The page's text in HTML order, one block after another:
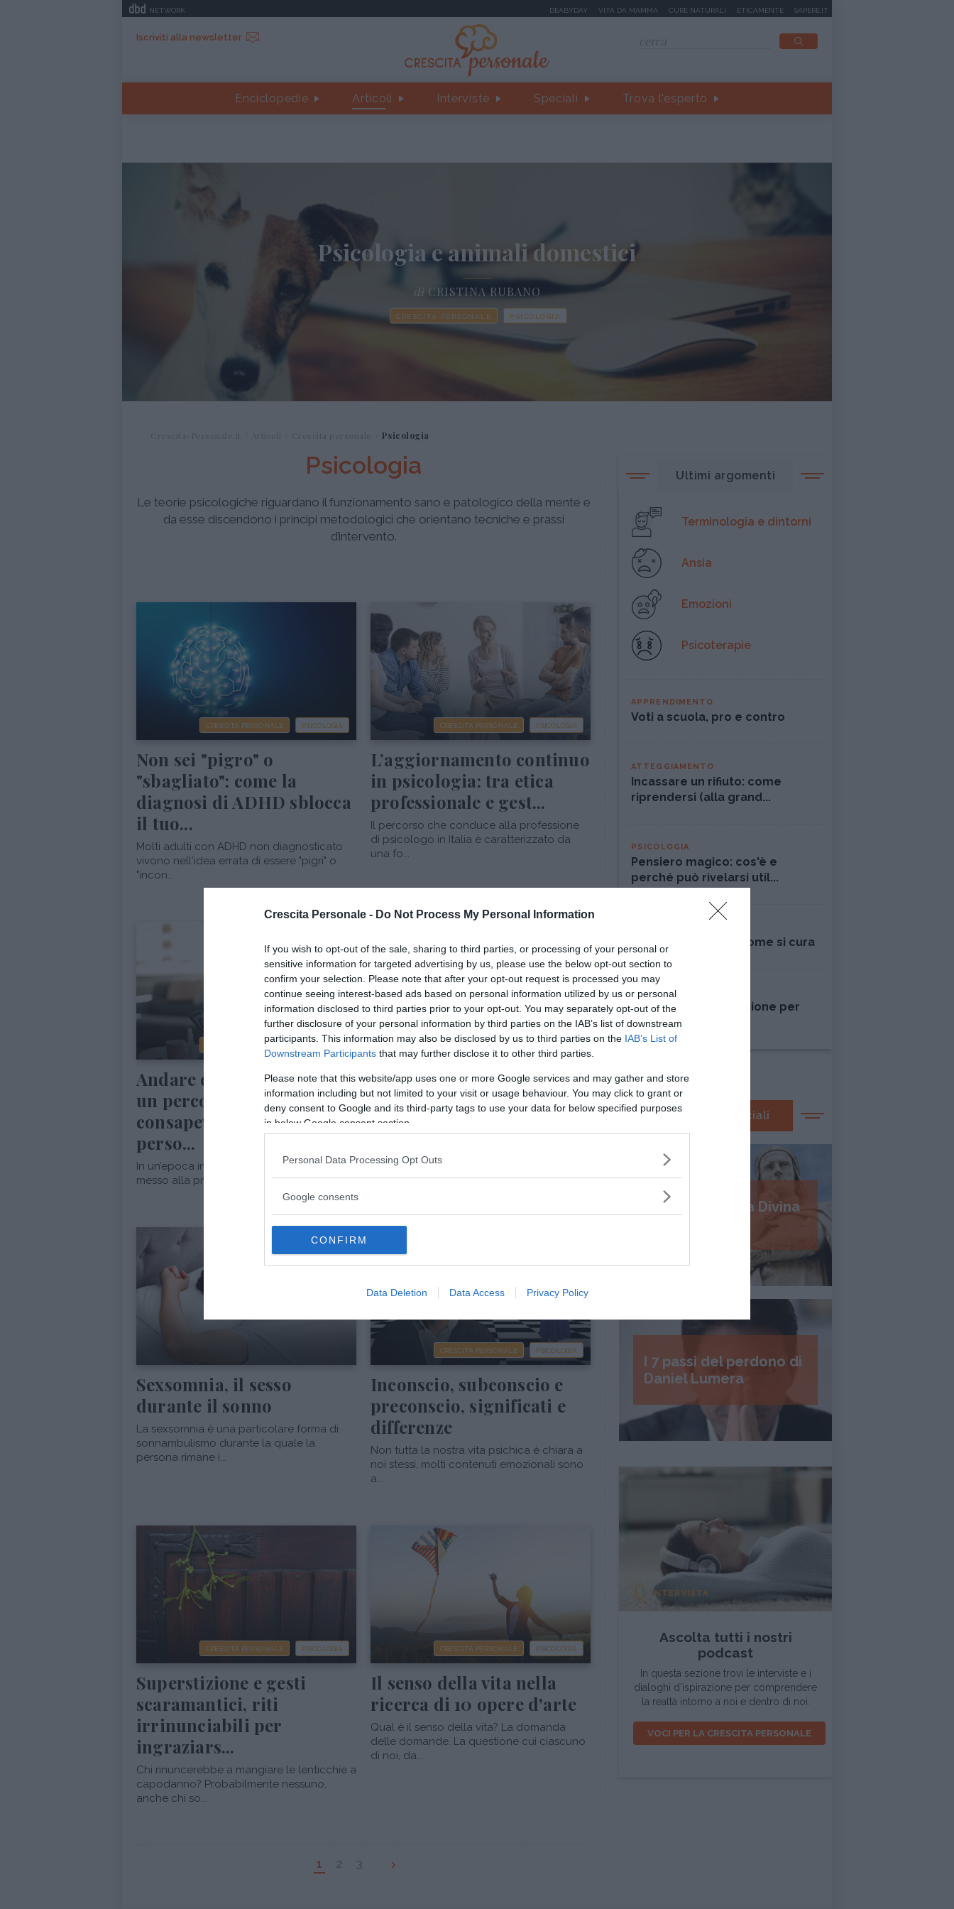
Crescita Personale - Do Not Process My Personal Information
If you wish to opt-out of the sale, sharing to third parties, or processing of your personal or
sensitive information for targeted advertising by us, please use the below opt-out section to
confirm your selection. Please note that after your opt-out request is processed you may
continue seeing interest-based ads based on personal information utilized by us or personal
information disclosed to third parties prior to your opt-out. You may separately opt-out of the
further disclosure of your personal information by third parties on the IAB’s list of downstream
participants. This information may also be disclosed by us to third parties on the IAB’s List of
Downstream Participants that may further disclose it to other third parties.
Please note that this website/app uses one or more Google services and may gather and store
information including but not limited to your visit or usage behaviour. You may click to grant or
deny consent to Google and its third-party tags to use your data for below specified purposes
in below Google consent section.
Personal Data Processing Opt Outs
Google consents
CONFIRM
Data Deletion Data Access Privacy Policy
NETWORK DEABYDAY VITA DA MAMMA CURE NATURALI ETICAMENTE SAPERE.IT
Iscriviti alla newsletter
Enciclopedie Articoli Interviste Speciali Trova l'esperto
Psicologia e animali domestici
di CRISTINA RUBANO
CRESCITA PERSONALE PSICOLOGIA
Psicologia
Psicologia
Le teorie psicologiche riguardano il funzionamento sano e patologico della mente e
da esse discendono i principi metodologici che orientano tecniche e prassi
d’intervento.
CRESCITA PERSONALE PSICOLOGIA
Non sei "pigro" o
"sbagliato": come la
diagnosi di ADHD sblocca
il tuo...
Molti adulti con ADHD non diagnosticato
vivono nell'idea errata di essere "pigri" o
"incon...
CRESCITA PERSONALE PSICOLOGIA
L’aggiornamento continuo
in psicologia: tra etica
professionale e gest...
Il percorso che conduce alla professione
di psicologo in Italia è caratterizzato da
una fo...
CRESCITA PERSONALE
Andare dallo psicologo:
un percorso di
consapevolezza e crescita
perso...
In un’epoca in cui l’equilibrio psicofisico è
messo alla prova da ritmi frenetici, relazio...
CRESCITA PERSONALE PSICOLOGIA
Come il make up ti
migliora l'umore e
l'autostima
una modalità tipicamente umana di
Sexsomnia, il sesso
durante il sonno
La sexsomnia è una particolare forma di
sonnambulismo durante la quale la
persona rimane i...
CRESCITA PERSONALE PSICOLOGIA
Inconscio, subconscio e
preconscio, significati e
differenze
Non tutta la nostra vita psichica è chiara a
noi stessi, molti contenuti emozionali sono
a...
CRESCITA PERSONALE PSICOLOGIA
Superstizione e gesti
scaramantici, riti
irrinunciabili per
ingraziars...
Chi rinuncerebbe a mangiare le lenticchie a
capodanno? Probabilmente nessuno,
anche chi so...
CRESCITA PERSONALE PSICOLOGIA
Il senso della vita nella
ricerca di 10 opere d'arte
Qual è il senso della vita? La domanda
delle domande. La questione cui ciascuno
di noi, da...
1
Ultimi argomenti
Terminologia e dintorni
Ansia
Emozioni
Psicoterapie
APPRENDIMENTO
Voti a scuola, pro e contro
ATTEGGIAMENTO
Incassare un rifiuto: come
riprendersi (alla grand...
PSICOLOGIA
Pensiero magico: cos'è e
perché può rivelarsi util...
Ciclotimia, cos'è e come si cura
AMORE
Liberarsi dall'ossessione per
una persona
I nostri speciali
Psicologia della Divina
I 7 passi del perdono di
Daniel Lumera
INTERVISTA
Ascolta tutti i nostri
podcast
In questa sezione trovi le interviste e i
dialoghi d'ispirazione per comprendere
la realtà intorno a noi e dentro di noi.
VOCI PER LA CRESCITA PERSONALE